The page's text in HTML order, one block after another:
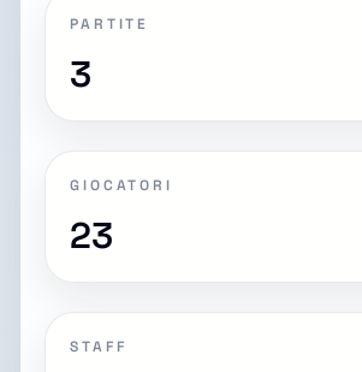
PARTITE
3
GIOCATORI
23
STAFF